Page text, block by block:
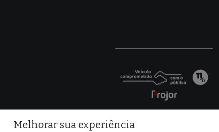
Melhorar sua experiência